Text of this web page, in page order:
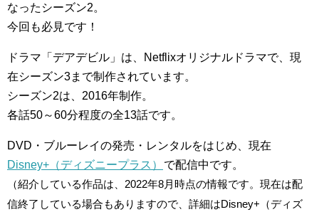
なったシーズン2。
今回も必見です！
ドラマ「デアデビル」は、Netflixオリジナルドラマで、現
在シーズン3まで制作されています。
シーズン2は、2016年制作。
各話50～60分程度の全13話です。
DVD・ブルーレイの発売・レンタルをはじめ、現在
Disney+（ディズニープラス）
で配信中です。
（紹介している作品は、2022年8月時点の情報です。現在は配
信終了している場合もありますので、詳細はDisney+（ディズ